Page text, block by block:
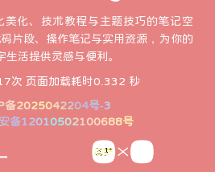
美化、技术教程与主题技巧的笔记空
片段、操作笔记与实用资源，为你的
生活提供灵感与便利。
次 页面加载耗时0.332 秒
备2025042204号-3
备12010502100688号